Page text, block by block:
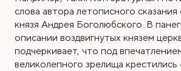
слова автора летописного
князя Андрея Боголюбского. В
описании воздвигнутых князем
подчеркивает, что под
великолепного зрелища крестились